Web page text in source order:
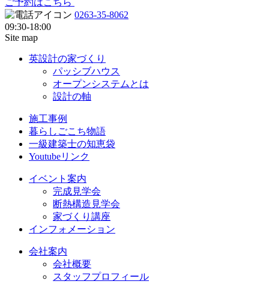
0263-35-8062
09:30-18:00
Site map
英設計の家づくり
パッシブハウス
オープンシステムとは
設計の軸
施工事例
暮らしごこち物語
一級建築士の知恵袋
Youtubeリンク
イベント案内
完成見学会
断熱構造見学会
家づくり講座
インフォメーション
会社案内
会社概要
スタッフプロフィール